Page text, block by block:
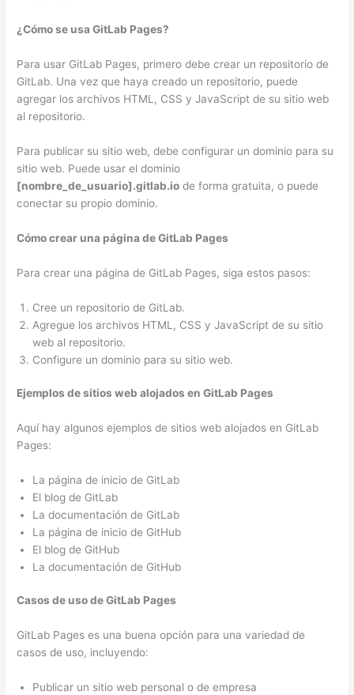
¿Cómo se usa GitLab Pages?
Para usar GitLab Pages, primero debe crear un repositorio de
GitLab. Una vez que haya creado un repositorio, puede
agregar los archivos HTML, CSS y JavaScript de su sitio web
al repositorio.
Para publicar su sitio web, debe configurar un dominio para su
sitio web. Puede usar el dominio
[nombre_de_usuario].gitlab.io de forma gratuita, o puede
conectar su propio dominio.
Cómo crear una página de GitLab Pages
Para crear una página de GitLab Pages, siga estos pasos:
Cree un repositorio de GitLab.
Agregue los archivos HTML, CSS y JavaScript de su sitio
web al repositorio.
Configure un dominio para su sitio web.
Ejemplos de sitios web alojados en GitLab Pages
Aquí hay algunos ejemplos de sitios web alojados en GitLab
Pages:
La página de inicio de GitLab
El blog de GitLab
La documentación de GitLab
La página de inicio de GitHub
El blog de GitHub
La documentación de GitHub
Casos de uso de GitLab Pages
GitLab Pages es una buena opción para una variedad de
casos de uso, incluyendo:
Publicar un sitio web personal o de empresa